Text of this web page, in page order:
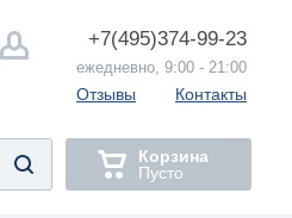
+7(495)374-99-23
ежедневно, 9:00 - 21:00
Отзывы Контакты
Корзина
Пусто